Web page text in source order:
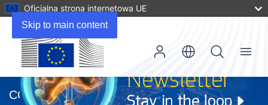
Skip to main content
Oficjalna strona internetowa UE
otworzy
się
CORDIS
Menu